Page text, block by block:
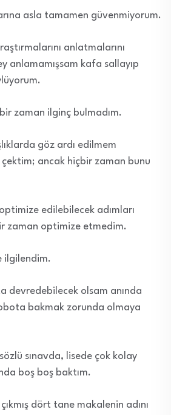
asla tamamen güvenmiyorum.
anlatmalarını
anlamamışsam kafa sallayıp
zaman ilginç bulmadım.
göz ardı edilmem
çektim; ancak hiçbir zaman bunu
edilebilecek adımları
zaman optimize etmedim.
ilgilendim.
devredebilecek olsam anında
bakmak zorunda olmaya
sınavda, lisede çok kolay
boş boş baktım.
dört tane makalenin adını